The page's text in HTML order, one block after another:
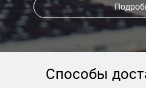
Способы